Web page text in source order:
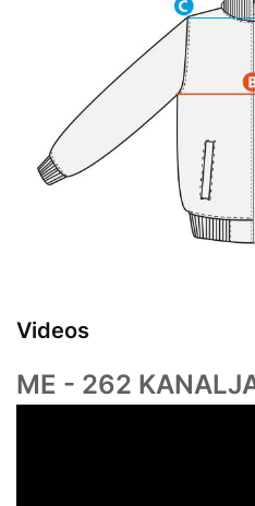
Videos
ME - 262